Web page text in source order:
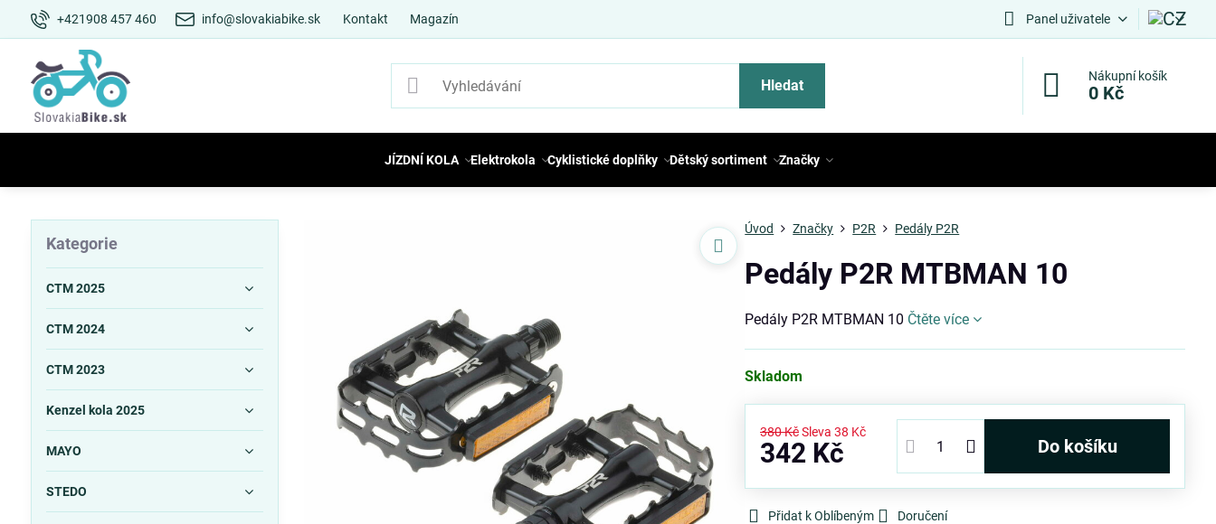
+421908 457 460 info@slovakiabike.sk Kontakt Magazín Panel uživatele
Hledat
Nákupní košík
0 Kč
JÍZDNÍ KOLA Elektrokola Cyklistické doplňky Dětský sortiment Značky
Úvod Značky P2R Pedály P2R
Pedály P2R MTBMAN 10
Pedály P2R MTBMAN 10 Čtěte více
Skladom
380 Kč Sleva 38 Kč
342 Kč Do košíku
Přidat k Oblíbeným Doručení
Kategorie
CTM 2025
CTM 2024
CTM 2023
Kenzel kola 2025
MAYO
STEDO